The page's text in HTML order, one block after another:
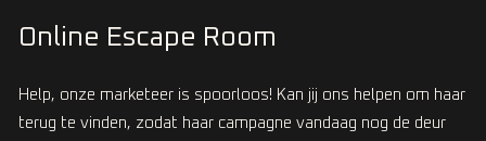
Online Escape Room
Help, onze marketeer is spoorloos! Kan jij ons helpen om haar
terug te vinden, zodat haar campagne vandaag nog de deur